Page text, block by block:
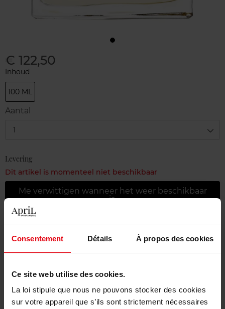
Consentement Détails À propos des cookies
Ce site web utilise des cookies.
La loi stipule que nous ne pouvons stocker des cookies
sur votre appareil que s’ils sont strictement nécessaires
€ 122,50
Inhoud
100 ML
Aantal
1
Levering
Dit artikel is momenteel niet beschikbaar
Me verwittigen wanneer het weer beschikbaar
is.
Gratis levering bij aankoop van min. 55€